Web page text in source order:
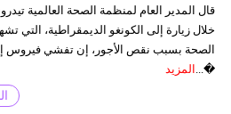
قال المدير العام لمنظمة الصحة العالمية
خلال زيارة إلى الكونغو الديمقراطية، التي
الصحة بسبب نقص الأجور، إن تفشي فيروس
�... المزيد